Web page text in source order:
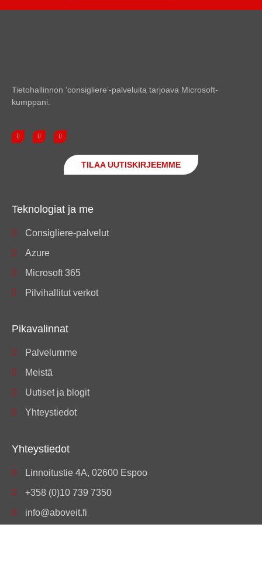
Tietohallinnon ‘consigliere’-palveluita tarjoava Microsoft-
kumppani.
TILAA UUTISKIRJEEMME
Teknologiat ja me
Consigliere-palvelut
Azure
Microsoft 365
Pilvihallitut verkot
Pikavalinnat
Palvelumme
Meistä
Uutiset ja blogit
Yhteystiedot
Yhteystiedot
Linnoitustie 4A, 02600 Espoo
+358 (0)10 739 7350
info@aboveit.fi